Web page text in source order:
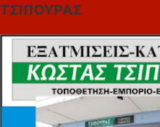
ΤΣΙΠΟΥΡΑΣ